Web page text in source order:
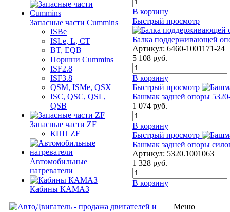
Запасные части Cummins
ISBe
ISLe, L, CT
BT, EQB
Поршни Cummins
ISF2.8
ISF3.8
QSM, ISMe, QSX
ISC, QSC, QSL,
QSB
Запасные части ZF
КПП ZF
Автомобильные
нагреватели
Кабины КАМАЗ
В корзину
Быстрый просмотр
Балка поддерживающей
Артикул: 6460-1001171-24
5 108 руб.
В корзину
Быстрый просмотр
Башмак задней опоры
1 074 руб.
В корзину
Быстрый просмотр
Башмак задней опоры
Артикул: 5320.1001063
1 328 руб.
В корзину
Меню